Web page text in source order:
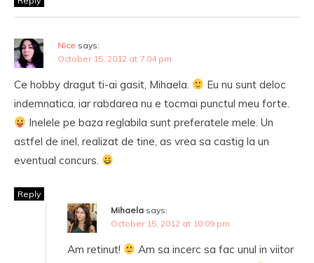
Nice says:
October 15, 2012 at 7:04 pm
Ce hobby dragut ti-ai gasit, Mihaela.
Eu nu sunt deloc
indemnatica, iar rabdarea nu e tocmai punctul meu forte.
Inelele pe baza reglabila sunt preferatele mele. Un
astfel de inel, realizat de tine, as vrea sa castig la un
eventual concurs.
Reply
Mihaela says:
October 15, 2012 at 10:09 pm
Am retinut!
Am sa incerc sa fac unul in viitor